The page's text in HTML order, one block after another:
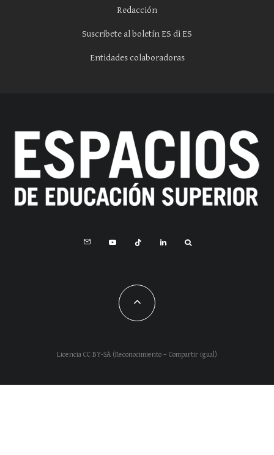
Redacción
Suscríbete al boletín ES di ES
Entidades colaboradoras
Licencia CC BY-SA (Reconocimiento – Compartir igual)